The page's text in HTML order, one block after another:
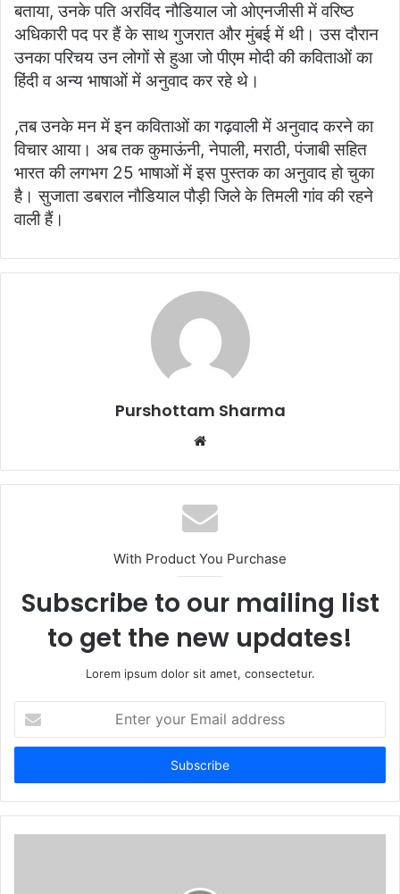
बताया, उनके पति अरविंद नौडियाल जो ओएनजीसी में वरिष्ठ
अधिकारी पद पर हैं के साथ गुजरात और मुंबई में थी। उस दौरान
उनका परिचय उन लोगों से हुआ जो पीएम मोदी की कविताओं का
हिंदी व अन्य भाषाओं में अनुवाद कर रहे थे।
,तब उनके मन में इन कविताओं का गढ़वाली में अनुवाद करने का
विचार आया। अब तक कुमाऊंनी, नेपाली, मराठी, पंजाबी सहित
भारत की लगभग 25 भाषाओं में इस पुस्तक का अनुवाद हो चुका
है। सुजाता डबराल नौडियाल पौड़ी जिले के तिमली गांव की रहने
वाली हैं।
Purshottam Sharma
b
s
i
e
With Product You Purchase
Subscribe to our mailing list
to get the new updates!
Lorem ipsum dolor sit amet, consectetur.
t
r
y